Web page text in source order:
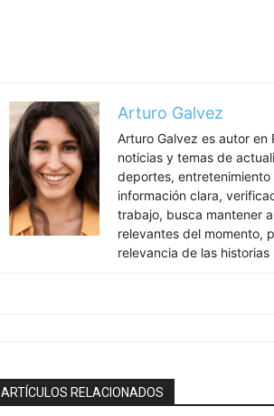
Arturo Galvez
Arturo Galvez es autor
noticias y temas de
deportes,
información clara,
trabajo, busca mantener
relevantes del momento,
relevancia de las
ARTÍCULOS RELACIONADOS